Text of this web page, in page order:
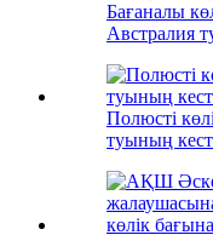
Бағаналы
Австралия
Полюсті
туының